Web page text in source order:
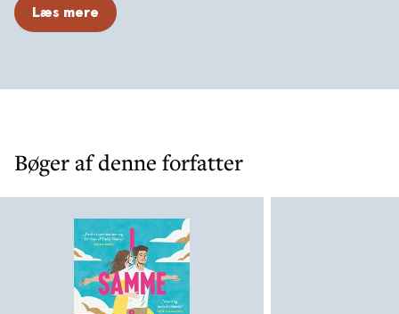
Kokken Felix er arbejdsnarkoman og ville hellere være
alle andre steder end til søs. Men da hans familie får den
Ved indtjekning opdager Hope og Felix, at de er i samme
lurer under overfladen, og da et heftigt skænderi gør, at
de strander i paradis, bliver deres evne til at
samarbejde for alvor sat på prøve.
„Perfekt sommerlæsning for fans af Emily Henry.“ –
ALEXIA DARIA
Læs mere
Bøger af denne forfatter